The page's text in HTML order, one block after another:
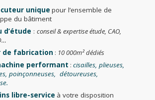
unique pour l’ensemble de
du bâtiment
d’étude : conseil & expertise étude, CAO,
de fabrication : 10 000m² dédiés
performant : cisailles, plieuses,
poinçonneuses, détoureuses,
libre-service à votre disposition